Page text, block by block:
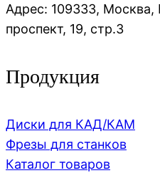
Адрес: 109333,
проспект, 19, стр.3
Продукция
Диски для КАД/КАМ
Фрезы для станков
Каталог товаров